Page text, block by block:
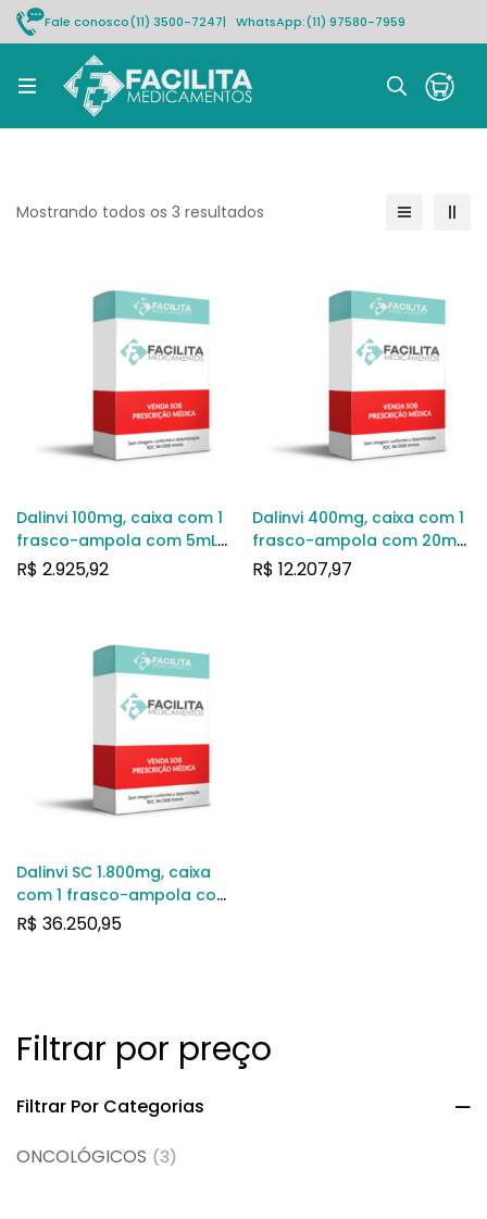
Fale conosco(11) 3500-7247| WhatsApp:(11) 97580-7959
Rastrear pedido
Filtrar por preço
Filtrar Por Categorias
ONCOLÓGICOS (3)
Mostrando todos os 3 resultados
Dalinvi 100mg, caixa com 1
frasco-ampola com 5mL
de solução de uso
R$ 2.925,92
Dalinvi 400mg, caixa com 1
frasco-ampola com 20mL
de solução de uso
R$ 12.207,97
Dalinvi SC 1.800mg, caixa
com 1 frasco-ampola com
15mL de solução de uso
R$ 36.250,95